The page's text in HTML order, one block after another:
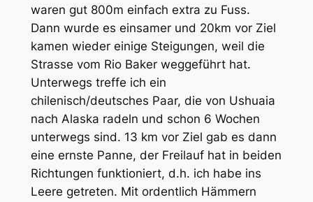
waren gut 800m einfach extra zu Fuss.
Dann wurde es einsamer und 20km vor Ziel
kamen wieder einige Steigungen, weil die
Strasse vom Rio Baker weggeführt hat.
Unterwegs treffe ich ein
chilenisch/deutsches Paar, die von Ushuaia
nach Alaska radeln und schon 6 Wochen
unterwegs sind. 13 km vor Ziel gab es dann
eine ernste Panne, der Freilauf hat in beiden
Richtungen funktioniert, d.h. ich habe ins
Leere getreten. Mit ordentlich Hämmern